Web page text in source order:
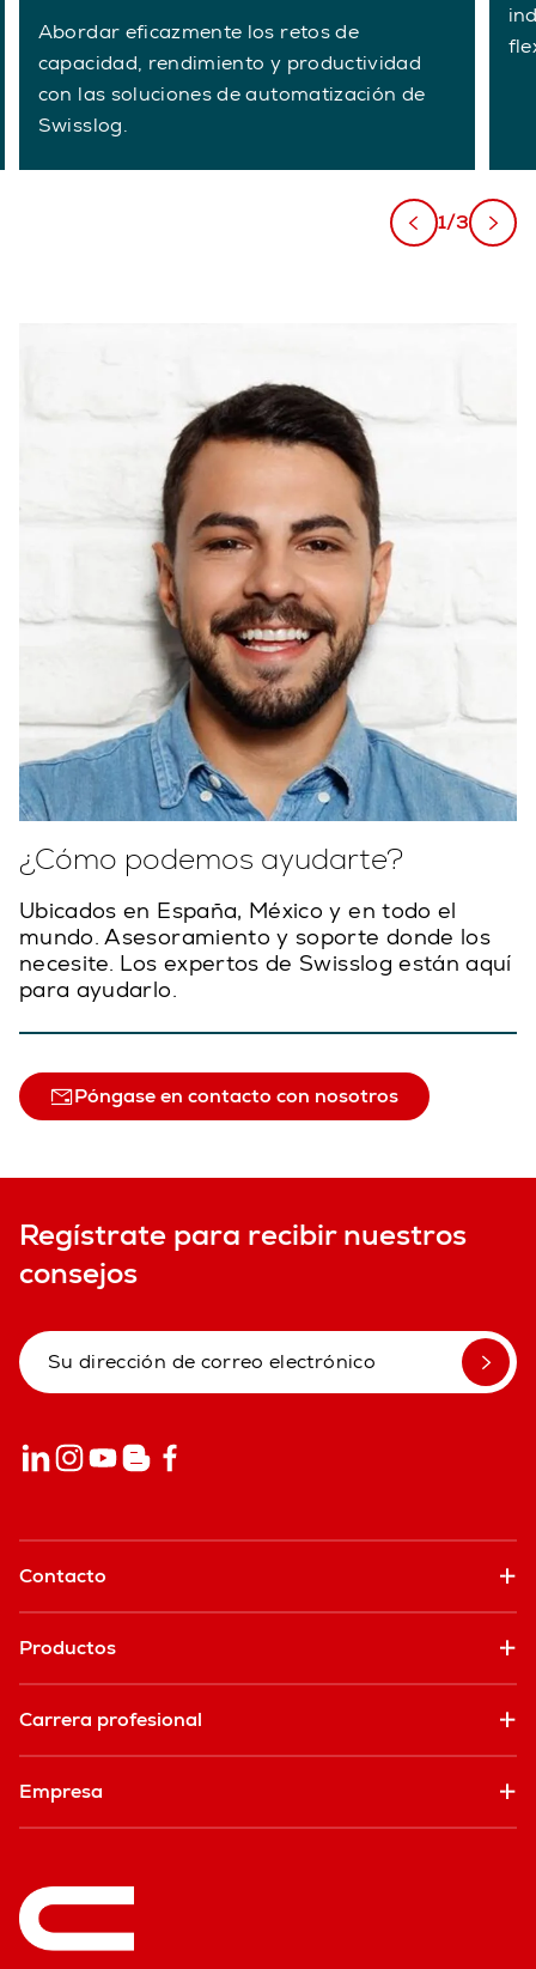
Abordar eficazmente los retos de
capacidad, rendimiento y productividad
con las soluciones de automatización de
Swisslog.
1/3
¿Cómo podemos ayudarte?
Ubicados en España, México y en todo el
mundo. Asesoramiento y soporte donde los
necesite. Los expertos de Swisslog están aquí
para ayudarlo.
Póngase en contacto con nosotros
Regístrate para recibir nuestros
consejos
Contacto
Productos
Carrera profesional
Empresa